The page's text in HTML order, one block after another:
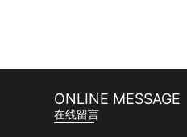
ONLINE MESSAGE
在线留言